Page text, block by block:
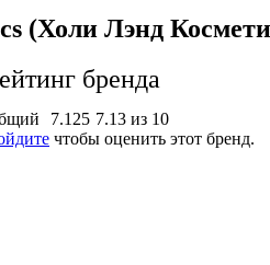
(Холи Лэнд
бренда
7.125 7.13 из 10
чтобы оценить этот бренд.